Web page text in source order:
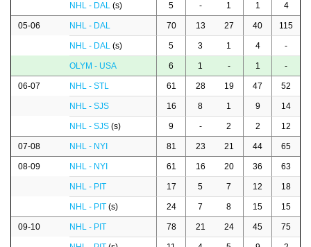
NHL - DAL (s) 5 - 1 1 4
05-06 NHL - DAL 70 13 27 40 115
NHL - DAL (s) 5 3 1 4 -
OLYM - USA 6 1 - 1 -
06-07 NHL - STL 61 28 19 47 52
NHL - SJS 16 8 1 9 14
NHL - SJS (s) 9 - 2 2 12
07-08 NHL - NYI 81 23 21 44 65
08-09 NHL - NYI 61 16 20 36 63
NHL - PIT 17 5 7 12 18
NHL - PIT (s) 24 7 8 15 15
09-10 NHL - PIT 78 21 24 45 75